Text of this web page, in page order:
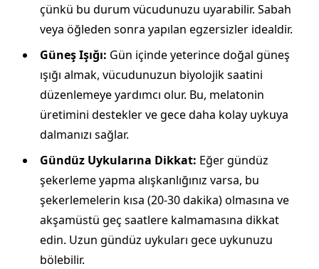
çünkü bu durum vücudunuzu uyarabilir. Sabah
veya öğleden sonra yapılan egzersizler idealdir.
Güneş Işığı: Gün içinde yeterince doğal güneş
ışığı almak, vücudunuzun biyolojik saatini
düzenlemeye yardımcı olur. Bu, melatonin
üretimini destekler ve gece daha kolay uykuya
dalmanızı sağlar.
Gündüz Uykularına Dikkat: Eğer gündüz
şekerleme yapma alışkanlığınız varsa, bu
şekerlemelerin kısa (20-30 dakika) olmasına ve
akşamüstü geç saatlere kalmamasına dikkat
edin. Uzun gündüz uykuları gece uykunuzu
bölebilir.